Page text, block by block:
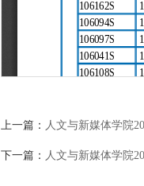
上一篇： 人文与新媒体学院
下一篇： 人文与新媒体学院